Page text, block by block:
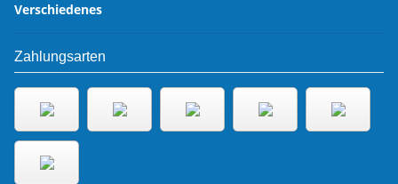
Verschiedenes
Zahlungsarten